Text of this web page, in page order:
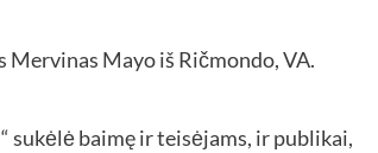
Mayo iš Ričmondo, VA.
sukėlė baimę ir teisėjams, ir publikai,